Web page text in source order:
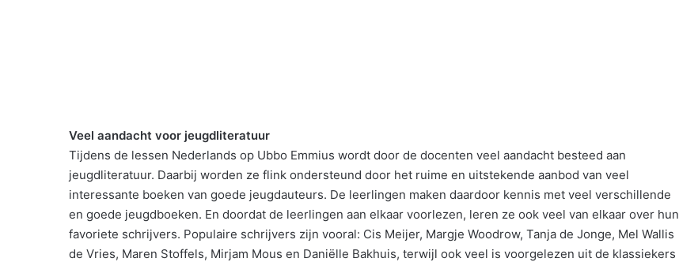
Veel aandacht voor jeugdliteratuur
Tijdens de lessen Nederlands op Ubbo Emmius wordt door de docenten veel aandacht besteed aan
jeugdliteratuur. Daarbij worden ze flink ondersteund door het ruime en uitstekende aanbod van veel
interessante boeken van goede jeugdauteurs. De leerlingen maken daardoor kennis met veel verschillende
en goede jeugdboeken. En doordat de leerlingen aan elkaar voorlezen, leren ze ook veel van elkaar over hun
favoriete schrijvers. Populaire schrijvers zijn vooral: Cis Meijer, Margje Woodrow, Tanja de Jonge, Mel Wallis
de Vries, Maren Stoffels, Mirjam Mous en Daniëlle Bakhuis, terwijl ook veel is voorgelezen uit de klassiekers